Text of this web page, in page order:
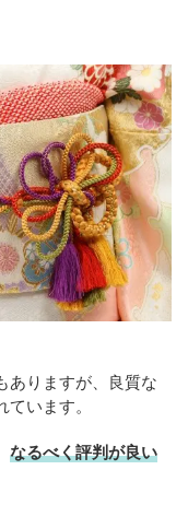
ありますが、良質な
います。
なるべく評判が良い